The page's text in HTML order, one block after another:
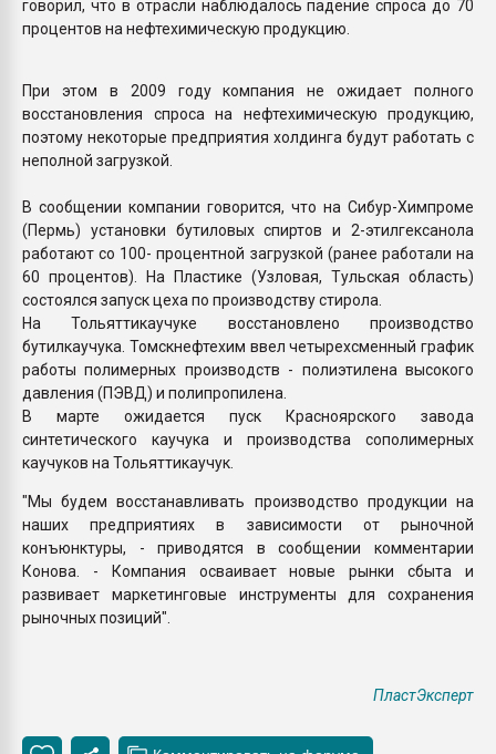
говорил, что в отрасли наблюдалось падение спроса до 70
процентов на нефтехимическую продукцию.
При этом в 2009 году компания не ожидает полного
восстановления спроса на нефтехимическую продукцию,
поэтому некоторые предприятия холдинга будут работать с
неполной загрузкой.
В сообщении компании говорится, что на Сибур-Химпроме
(Пермь) установки бутиловых спиртов и 2-этилгексанола
работают со 100- процентной загрузкой (ранее работали на
60 процентов). На Пластике (Узловая, Тульская область)
состоялся запуск цеха по производству стирола.
На Тольяттикаучуке восстановлено производство
бутилкаучука. Томскнефтехим ввел четырехсменный график
работы полимерных производств - полиэтилена высокого
давления (ПЭВД) и полипропилена.
В марте ожидается пуск Красноярского завода
синтетического каучука и производства сополимерных
каучуков на Тольяттикаучук.
"Мы будем восстанавливать производство продукции на
наших предприятиях в зависимости от рыночной
конъюнктуры, - приводятся в сообщении комментарии
Конова. - Компания осваивает новые рынки сбыта и
развивает маркетинговые инструменты для сохранения
рыночных позиций".
ПластЭксперт